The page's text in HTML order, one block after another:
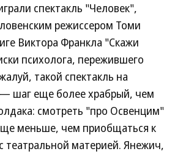
спектакль "Человек",
режиссером Томи
Виктора Франкла "Скажи
психолога, пережившего
такой спектакль на
шаг еще более храбрый, чем
смотреть "про Освенцим"
меньше, чем приобщаться к
театральной материей. Янежич,